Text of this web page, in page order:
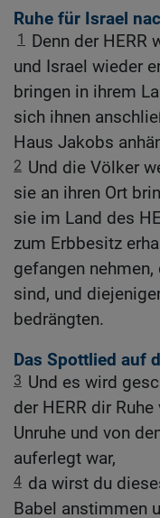
Ruhe für Israel
1
Denn der HERR
und Israel wieder
bringen in ihrem
sich ihnen
Haus Jakobs
2 Und die Völker
sie an ihren Ort
sie im Land des
zum Erbbesitz
gefangen
sind, und
bedrängten.
Das Spottlied auf
3 Und es wird
der HERR dir
Unruhe und von
auferlegt war,
4 da wirst du
Babel anstimmen